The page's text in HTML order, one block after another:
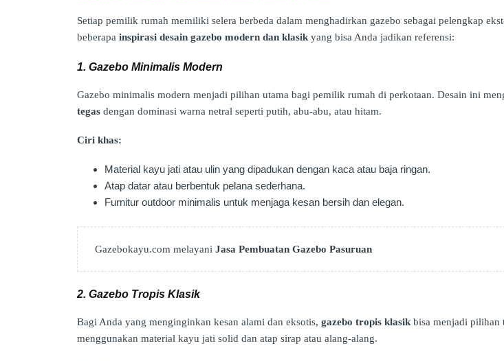
Setiap pemilik rumah memiliki selera berbeda dalam menghadirkan gazebo sebagai pelengkap
beberapa inspirasi desain gazebo modern dan klasik yang bisa Anda jadikan referensi:
1. Gazebo Minimalis Modern
Gazebo minimalis modern menjadi pilihan utama bagi pemilik rumah di perkotaan. Desain ini
tegas dengan dominasi warna netral seperti putih, abu-abu, atau hitam.
Ciri khas:
Material kayu jati atau ulin yang dipadukan dengan kaca atau baja ringan.
Atap datar atau berbentuk pelana sederhana.
Furnitur outdoor minimalis untuk menjaga kesan bersih dan elegan.
Gazebokayu.com melayani Jasa Pembuatan Gazebo Pasuruan
2. Gazebo Tropis Klasik
Bagi Anda yang menginginkan kesan alami dan eksotis, gazebo tropis klasik bisa menjadi pilihan
menggunakan material kayu jati solid dan atap sirap atau alang-alang.